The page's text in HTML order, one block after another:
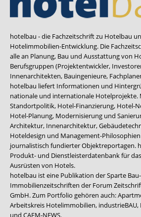
hotelbau - die Fachzeitschrift zu Hotelbau
Hotelimmobilien-Entwicklung. Die
alle an Planung, Bau und Ausstattung von
Berufsgruppen (Projektentwickler,
Innenarchitekten, Bauingenieure,
hotelbau liefert Informationen und
nationale und internationale Hotelprojekte.
Standortpolitik, Hotel-Finanzierung, Hotel-
Hotel-Planung, Modernisierung und
Architektur, Innenarchitektur,
Hoteldesign und Management-
journalistisch fundierter Objektreportagen.
Produkt- und Dienstleisterdatenbank für
Ausrüsten von Hotels.
hotelbau ist eine Publikation der Sparte
Immobilienzeitschriften der Forum
GmbH. Zum Portfolio gehören auch:
Arbeitskreis Hotelimmobilien, industrieBAU,
und CAFM-NEWS.